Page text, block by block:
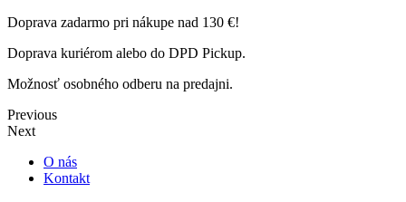
Doprava zadarmo pri nákupe nad 130 €!
Doprava kuriérom alebo do DPD Pickup.
Možnosť osobného odberu na predajni.
Previous
Next
O nás
Kontakt